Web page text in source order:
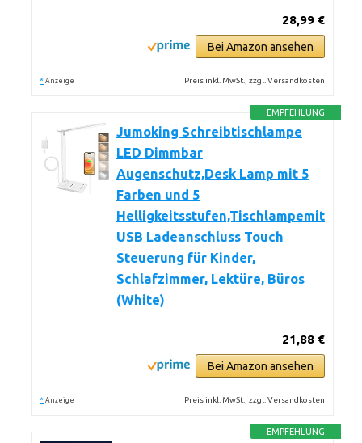
28,99 €
Bei Amazon ansehen
* Anzeige Preis inkl. MwSt., zzgl. Versandkosten
EMPFEHLUNG
Jumoking Schreibtischlampe
LED Dimmbar
Augenschutz,Desk Lamp mit 5
Farben und 5
Helligkeitsstufen,Tischlampemit
USB Ladeanschluss Touch
Steuerung für Kinder,
Schlafzimmer, Lektüre, Büros
(White)
21,88 €
Bei Amazon ansehen
* Anzeige Preis inkl. MwSt., zzgl. Versandkosten
EMPFEHLUNG